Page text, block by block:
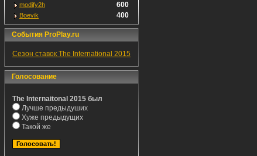
modify2h 600
Boevik 400
События ProPlay.ru
Сезон ставок The International 2015
Голосование
The Internaitonal 2015 был
Лучше предыдуших
Хуже предыдущих
Такой же